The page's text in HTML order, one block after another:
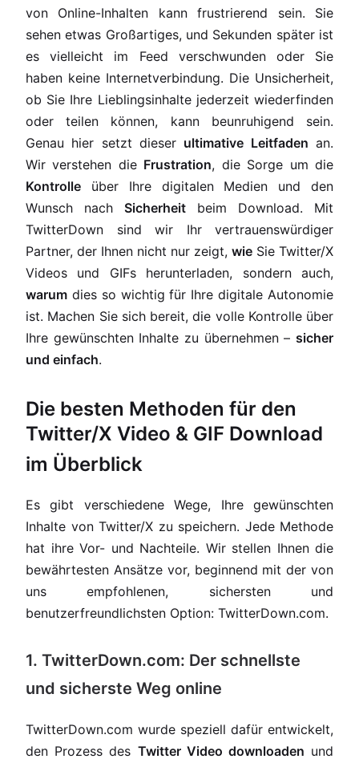
von Online-Inhalten kann frustrierend sein. Sie
sehen etwas Großartiges, und Sekunden später ist
es vielleicht im Feed verschwunden oder Sie
haben keine Internetverbindung. Die Unsicherheit,
ob Sie Ihre Lieblingsinhalte jederzeit wiederfinden
oder teilen können, kann beunruhigend sein.
Genau hier setzt dieser ultimative Leitfaden an.
Wir verstehen die Frustration, die Sorge um die
Kontrolle über Ihre digitalen Medien und den
Wunsch nach Sicherheit beim Download. Mit
TwitterDown sind wir Ihr vertrauenswürdiger
Partner, der Ihnen nicht nur zeigt, wie Sie Twitter/X
Videos und GIFs herunterladen, sondern auch,
warum dies so wichtig für Ihre digitale Autonomie
ist. Machen Sie sich bereit, die volle Kontrolle über
Ihre gewünschten Inhalte zu übernehmen – sicher
und einfach.
Die besten Methoden für den
Twitter/X Video & GIF Download
im Überblick
Es gibt verschiedene Wege, Ihre gewünschten
Inhalte von Twitter/X zu speichern. Jede Methode
hat ihre Vor- und Nachteile. Wir stellen Ihnen die
bewährtesten Ansätze vor, beginnend mit der von
uns empfohlenen, sichersten und
benutzerfreundlichsten Option: TwitterDown.com.
1. TwitterDown.com: Der schnellste
und sicherste Weg online
TwitterDown.com wurde speziell dafür entwickelt,
den Prozess des Twitter Video downloaden und